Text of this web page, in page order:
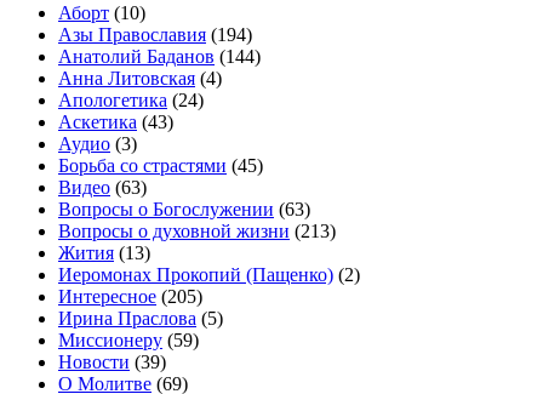
Аборт (10)
Азы Православия (194)
Анатолий Баданов (144)
Анна Литовская (4)
Апологетика (24)
Аскетика (43)
Аудио (3)
Борьба со страстями (45)
Видео (63)
Вопросы о Богослужении (63)
Вопросы о духовной жизни (213)
Жития (13)
Иеромонах Прокопий (Пащенко) (2)
Интересное (205)
Ирина Праслова (5)
Миссионеру (59)
Новости (39)
О Молитве (69)